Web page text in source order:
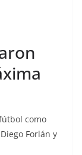
como
Forlán y